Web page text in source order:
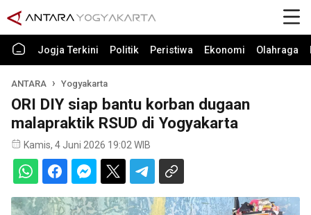
Jogja Terkini Politik Peristiwa Ekonomi Olahraga
ANTARA Yogyakarta
ORI DIY siap bantu korban dugaan
malapraktik RSUD di Yogyakarta
Kamis, 4 Juni 2026 19:02 WIB